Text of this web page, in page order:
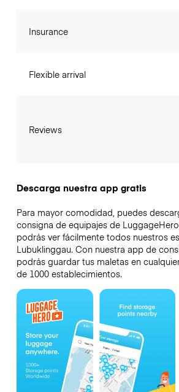
Insurance
Flexible arrival
Reviews
Descarga nuestra app gratis
Para mayor comodidad, puedes
consigna de equipajes de
podrás ver fácilmente todos nuestros
Lubuklinggau. Con nuestra app de
podrás guardar tus maletas en
de 1000 establecimientos.